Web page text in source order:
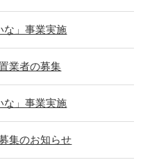
な」事業実施
業者の募集
な」事業実施
集のお知らせ